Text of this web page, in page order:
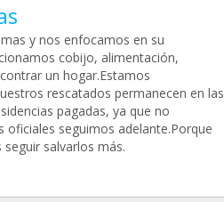
y nos enfocamos en su
cobijo, alimentación,
un hogar.Estamos
rescatados permanecen en las
pagadas, ya que no
seguimos adelante.Porque
salvarlos más.